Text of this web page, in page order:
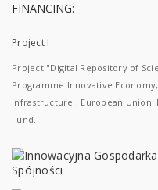
FINANCING:
Project I
Project "Digital Repository of
Programme Innovative
infrastructure ; European Union.
Fund.